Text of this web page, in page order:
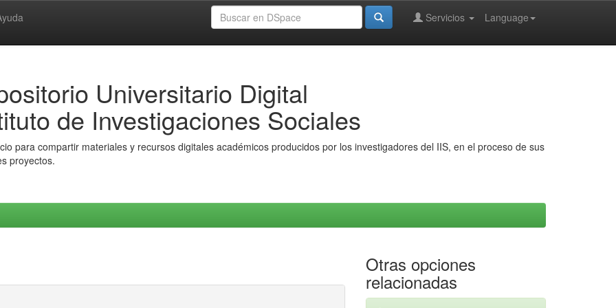
Language
Servicios
Universitario Digital
de Investigaciones Sociales
para compartir materiales y recursos digitales académicos producidos por los investigadores del IIS, en el proceso de sus
proyectos.
Otras opciones
relacionadas